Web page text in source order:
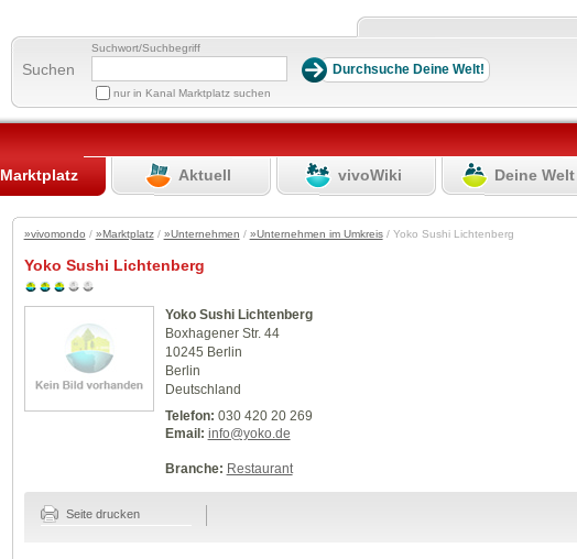
Suchen
Suchwort/Suchbegriff
nur in Kanal Marktplatz suchen
Marktplatz Aktuell vivoWiki Deine Welt
»vivomondo / »Marktplatz/ »Unternehmen / »Unternehmen im Umkreis/ Yoko Sushi Lichtenberg
Yoko Sushi Lichtenberg
Yoko Sushi Lichtenberg
Boxhagener Str. 44
10245 Berlin
Berlin
Deutschland
Telefon: 030 420 20 269
Email: info@yoko.de
Branche: Restaurant
Seite drucken